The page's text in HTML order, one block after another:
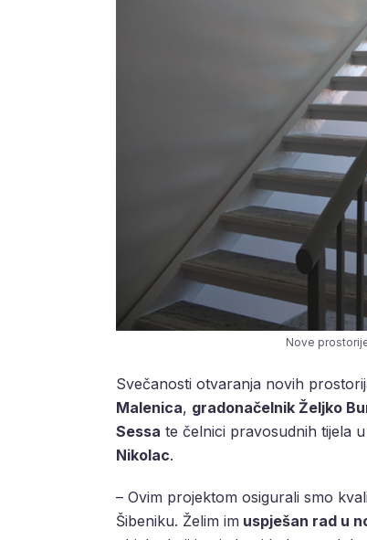
Nove
Svečanosti otvaranja novih
Malenica, gradonačelnik Željko
Sessa te čelnici pravosudnih tijela
Nikolac.
– Ovim projektom osigurali smo
Šibeniku. Želim im uspješan rad u